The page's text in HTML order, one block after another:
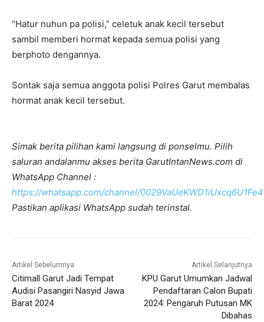
“Hatur nuhun pa polisi,” celetuk anak kecil tersebut
sambil memberi hormat kepada semua polisi yang
berphoto dengannya.
Sontak saja semua anggota polisi Polres Garut membalas
hormat anak kecil tersebut.
Simak berita pilihan kami langsung di ponselmu. Pilih
saluran andalanmu akses berita GarutIntanNews.com di
WhatsApp Channel :
https://whatsapp.com/channel/
Pastikan aplikasi WhatsApp sudah terinstal.
Artikel Sebelumnya
Citimall Garut Jadi Tempat
Audisi Pasangiri Nasyid Jawa
Barat 2024
Artikel Selanjutnya
KPU Garut Umumkan Jadwal
Pendaftaran Calon Bupati
2024: Pengaruh Putusan MK
Dibahas